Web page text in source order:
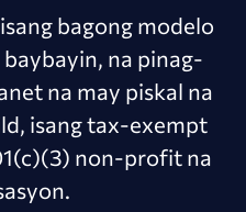
bagong modelo
baybayin, na pinag-
na may piskal na
isang tax-exempt
non-profit na